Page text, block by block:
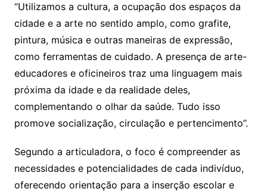
“Utilizamos a cultura, a ocupação dos espaços da
cidade e a arte no sentido amplo, como grafite,
pintura, música e outras maneiras de expressão,
como ferramentas de cuidado. A presença de arte-
educadores e oficineiros traz uma linguagem mais
próxima da idade e da realidade deles,
complementando o olhar da saúde. Tudo isso
promove socialização, circulação e pertencimento”.
Segundo a articuladora, o foco é compreender as
necessidades e potencialidades de cada indivíduo,
oferecendo orientação para a inserção escolar e